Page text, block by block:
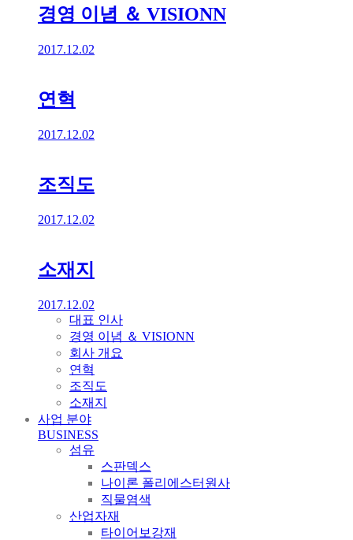
경영 이념 ＆ VISIONN
2017.12.02
연혁
2017.12.02
조직도
2017.12.02
소재지
2017.12.02
대표 인사
경영 이념 ＆ VISIONN
회사 개요
연혁
조직도
소재지
사업 분야
BUSINESS
섬유
스판덱스
나이론 폴리에스터원사
직물염색
산업자재
타이어보강재